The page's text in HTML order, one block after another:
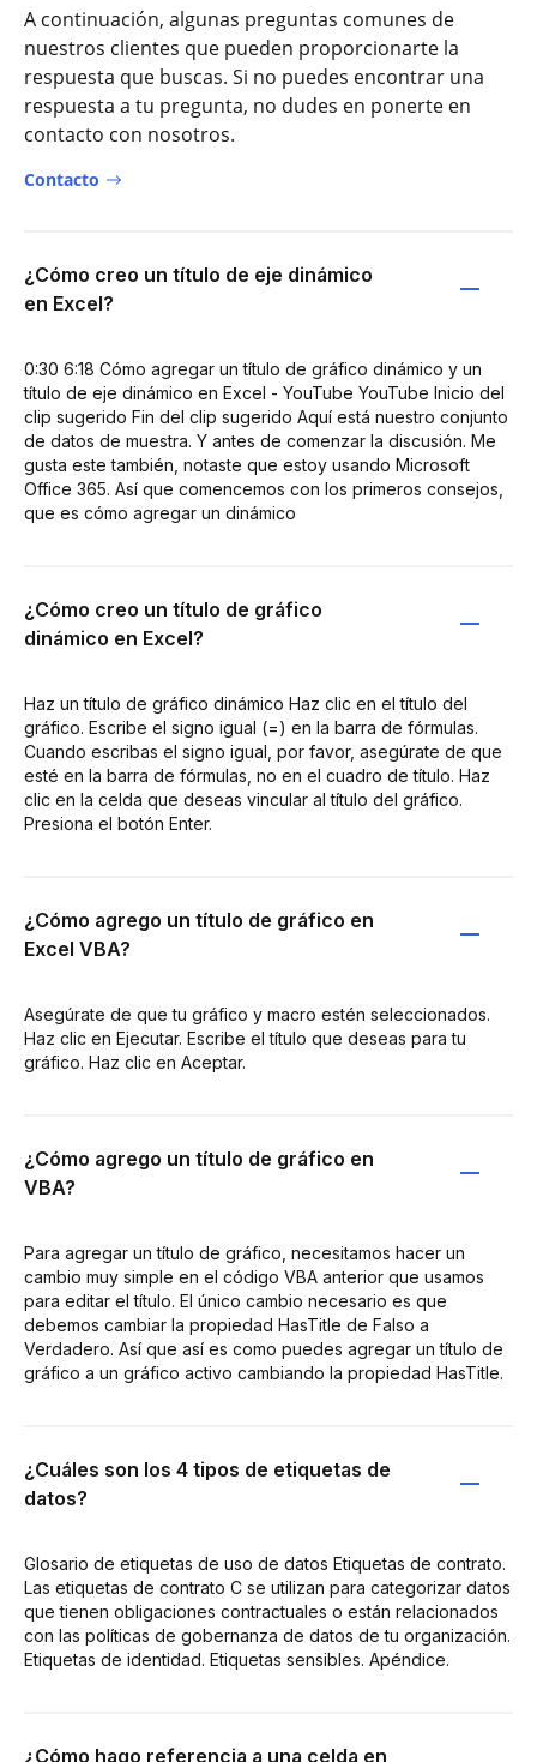
A continuación, algunas preguntas comunes de
nuestros clientes que pueden proporcionarte la
respuesta que buscas. Si no puedes encontrar una
respuesta a tu pregunta, no dudes en ponerte en
contacto con nosotros.
Contacto
¿Cómo creo un título de eje dinámico
en Excel?
0:30 6:18 Cómo agregar un título de gráfico dinámico y un
título de eje dinámico en Excel - YouTube YouTube Inicio del
clip sugerido Fin del clip sugerido Aquí está nuestro conjunto
de datos de muestra. Y antes de comenzar la discusión. Me
gusta este también, notaste que estoy usando Microsoft
Office 365. Así que comencemos con los primeros consejos,
que es cómo agregar un dinámico
¿Cómo creo un título de gráfico
dinámico en Excel?
Haz un título de gráfico dinámico Haz clic en el título del
gráfico. Escribe el signo igual (=) en la barra de fórmulas.
Cuando escribas el signo igual, por favor, asegúrate de que
esté en la barra de fórmulas, no en el cuadro de título. Haz
clic en la celda que deseas vincular al título del gráfico.
Presiona el botón Enter.
¿Cómo agrego un título de gráfico en
Excel VBA?
Asegúrate de que tu gráfico y macro estén seleccionados.
Haz clic en Ejecutar. Escribe el título que deseas para tu
gráfico. Haz clic en Aceptar.
¿Cómo agrego un título de gráfico en
VBA?
Para agregar un título de gráfico, necesitamos hacer un
cambio muy simple en el código VBA anterior que usamos
para editar el título. El único cambio necesario es que
debemos cambiar la propiedad HasTitle de Falso a
Verdadero. Así que así es como puedes agregar un título de
gráfico a un gráfico activo cambiando la propiedad HasTitle.
¿Cuáles son los 4 tipos de etiquetas de
datos?
Glosario de etiquetas de uso de datos Etiquetas de contrato.
Las etiquetas de contrato C se utilizan para categorizar datos
que tienen obligaciones contractuales o están relacionados
con las políticas de gobernanza de datos de tu organización.
Etiquetas de identidad. Etiquetas sensibles. Apéndice.
¿Cómo hago referencia a una celda en